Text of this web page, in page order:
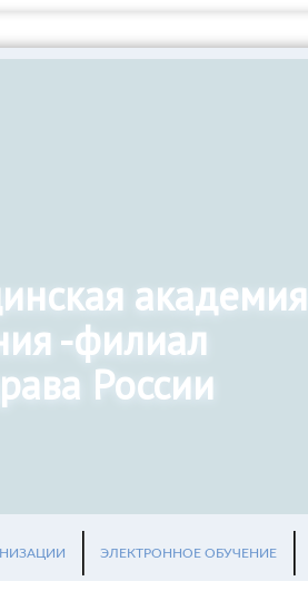
академия
-филиал
России
ЭЛЕКТРОННОЕ ОБУЧЕНИЕ